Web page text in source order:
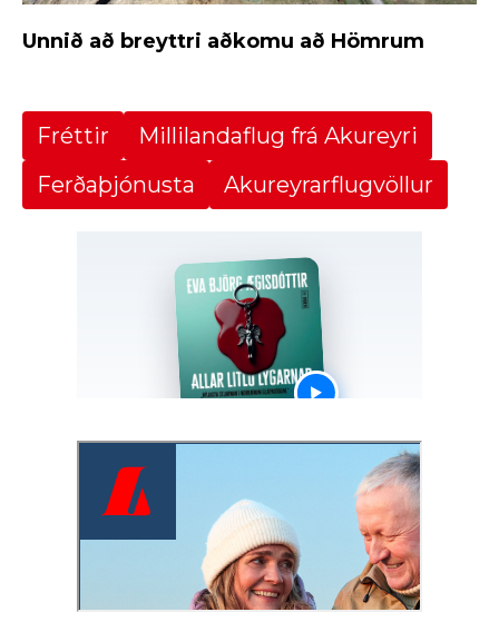
Unnið að breyttri aðkomu að Hömrum
Fréttir
Millilandaflug frá Akureyri
Ferðaþjónusta
Akureyrarflugvöllur